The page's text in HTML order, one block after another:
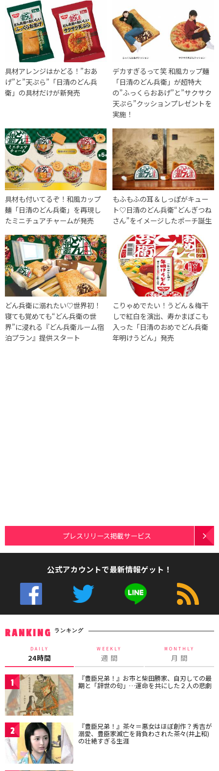
具材アレンジはかどる！”おあ
げ”と”天ぷら”「日清のどん兵
衛」の具材だけが新発売
デカすぎるって笑 和風カップ麺
「日清のどん兵衛」が超特大
の”ふっくらおあげ”と”サクサク
天ぷら”クッションプレゼントを
実施！
具材も付いてるぞ！和風カップ
麺「日清のどん兵衛」を再現し
たミニチュアチャームが発売
もふもふの耳＆しっぽがキュー
ト♡日清のどん兵衛“どんぎつね
さん”をイメージしたポーチ誕生
どん兵衛に溺れたい♡世界初！
寝ても覚めても“どん兵衛の世
界”に浸れる『どん兵衛ルーム宿
泊プラン』提供スタート
こりゃめでたい！うどん＆梅干
しで紅白を演出、寿かまぼこも
入った「日清のおめでどん兵衛
年明けうどん」発売
プレスリリース掲載サービス
公式アカウントで最新情報ゲット！
RANKING ランキング
DAILY
24時間
WEEKLY
週 間
MONTHLY
月 間
1 『豊臣兄弟！』お市と柴田勝家、自刃しての最
期と「辞世の句」…運命を共にした２人の悲劇
2 『豊臣兄弟！』茶々＝悪女はほぼ創作？秀吉が
溺愛、豊臣家滅亡を背負わされた茶々(井上和)
の壮絶すぎる生涯